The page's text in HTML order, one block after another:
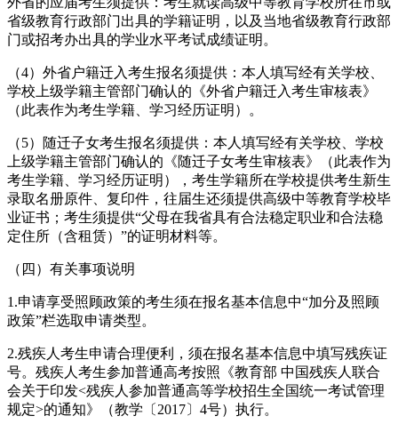
省级教育行政部门出具的学籍证明，以及当地省级教育行政部
门或招考办出具的学业水平考试成绩证明。
（4）外省户籍迁入考生报名须提供：本人填写经有关学校、
学校上级学籍主管部门确认的《外省户籍迁入考生审核表》
（此表作为考生学籍、学习经历证明）。
（5）随迁子女考生报名须提供：本人填写经有关学校、学校
上级学籍主管部门确认的《随迁子女考生审核表》（此表作为
考生学籍、学习经历证明），考生学籍所在学校提供考生新生
录取名册原件、复印件，往届生还须提供高级中等教育学校毕
业证书；考生须提供“父母在我省具有合法稳定职业和合法稳
定住所（含租赁）”的证明材料等。
（四）有关事项说明
1.申请享受照顾政策的考生须在报名基本信息中“加分及照顾
政策”栏选取申请类型。
2.残疾人考生申请合理便利，须在报名基本信息中填写残疾证
号。残疾人考生参加普通高考按照《教育部 中国残疾人联合
会关于印发<残疾人参加普通高等学校招生全国统一考试管理
规定>的通知》（教学〔2017〕4号）执行。